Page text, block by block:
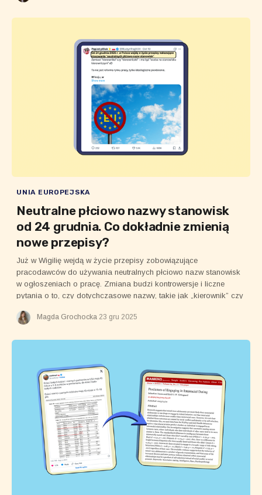
UNIA EUROPEJSKA
Neutralne płciowo nazwy stanowisk
od 24 grudnia. Co dokładnie zmienią
nowe przepisy?
Już w Wigilię wejdą w życie przepisy zobowiązujące
pracodawców do używania neutralnych płciowo nazw stanowisk
w ogłoszeniach o pracę. Zmiana budzi kontrowersje i liczne
pytania o to, czy dotychczasowe nazwy, takie jak „kierownik” czy
Magda Grochocka 23 gru 2025